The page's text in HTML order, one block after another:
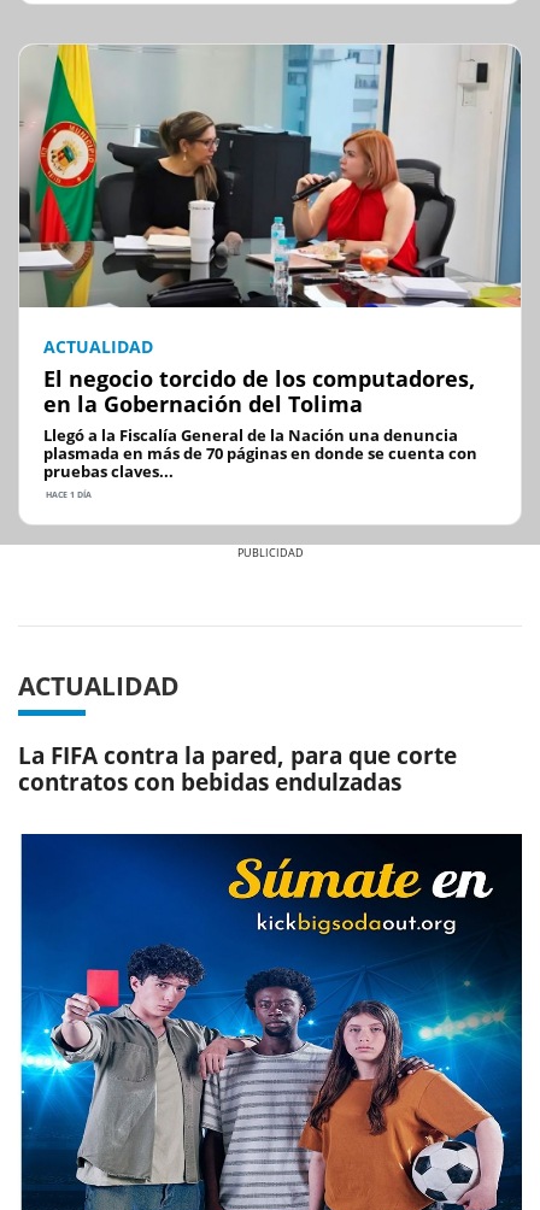
ACTUALIDAD
El negocio torcido de los computadores,
en la Gobernación del Tolima
Llegó a la Fiscalía General de la Nación una denuncia
plasmada en más de 70 páginas en donde se cuenta con
pruebas claves...
HACE 1 DÍA
ACTUALIDAD
La FIFA contra la pared, para que corte
contratos con bebidas endulzadas